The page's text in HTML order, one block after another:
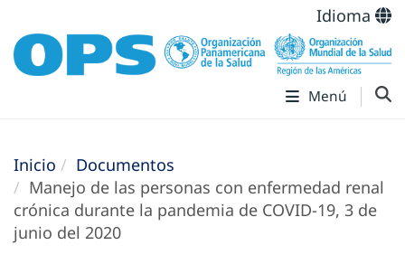
Idioma
Menú
Inicio
Documentos
Manejo de las personas con enfermedad renal
crónica durante la pandemia de COVID-19, 3 de
junio del 2020